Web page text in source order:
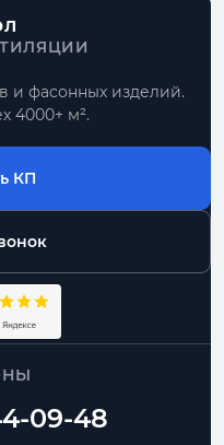
и фасонных изделий.
4000+ м².
КП